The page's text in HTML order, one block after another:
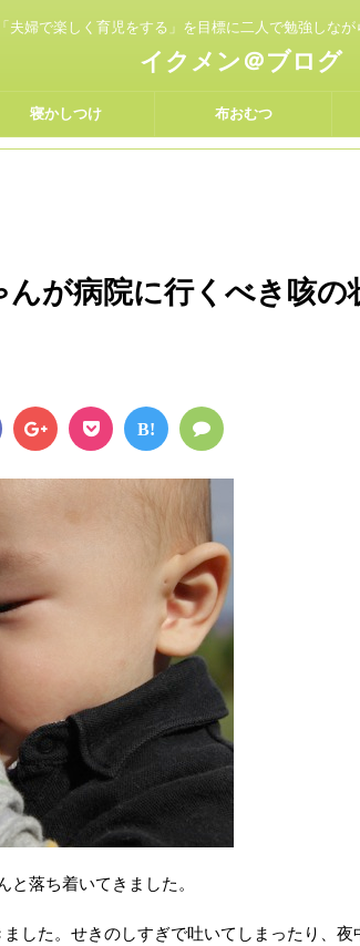
夫婦で楽しく育児をする」を目標に二人で勉強しな
イクメン＠ブログ
寝かしつけ 布おむつ
んが病院に行くべき咳の
B!
落ち着いてきました。
した。せきのしすぎで吐いてしまったり、夜